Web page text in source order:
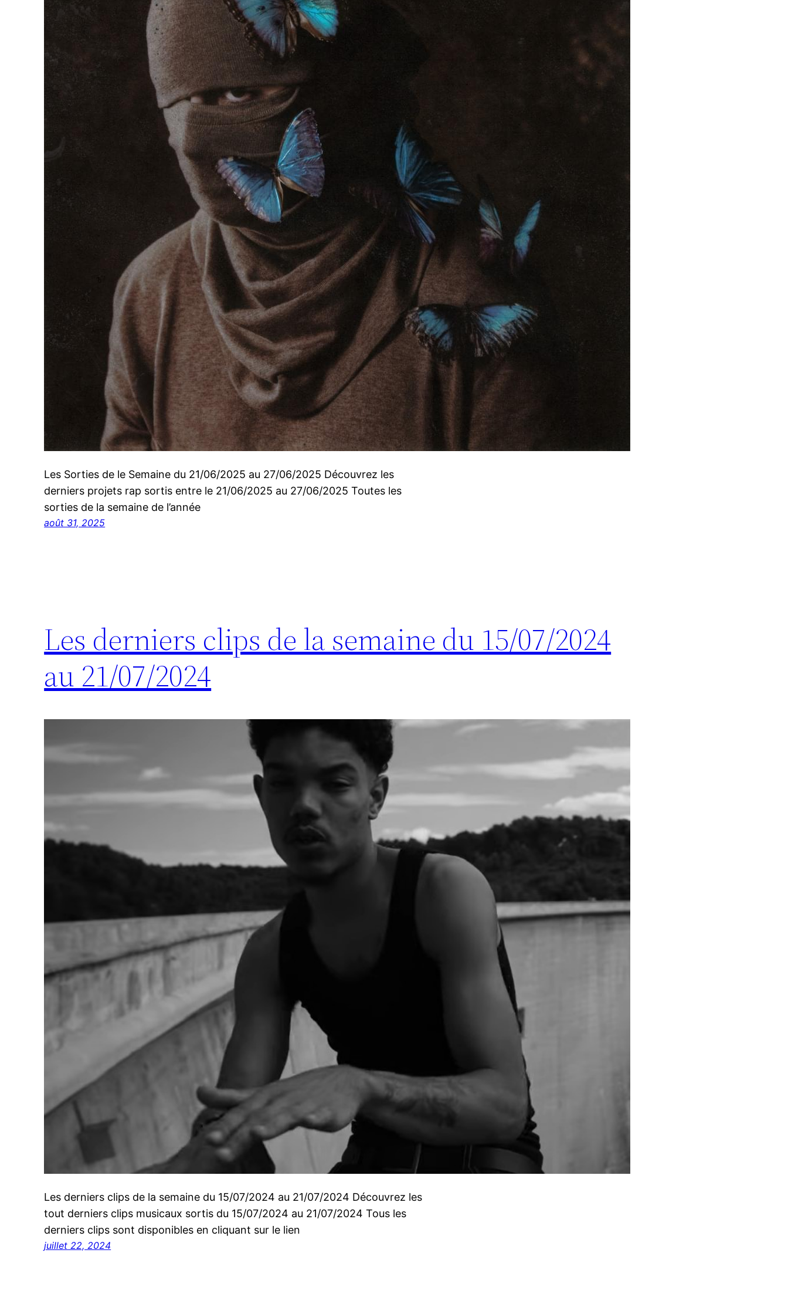
Les Sorties de le Semaine du 21/06/2025 au 27/06/2025 Découvrez les
derniers projets rap sortis entre le 21/06/2025 au 27/06/2025 Toutes les
sorties de la semaine de l’année
août 31, 2025
Les derniers clips de la semaine du 15/07/2024
au 21/07/2024
Les derniers clips de la semaine du 15/07/2024 au 21/07/2024 Découvrez les
tout derniers clips musicaux sortis du 15/07/2024 au 21/07/2024 Tous les
derniers clips sont disponibles en cliquant sur le lien
juillet 22, 2024